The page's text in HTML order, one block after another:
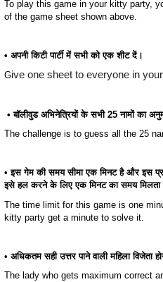
To play this game in your kitty party,
of the game sheet shown above.
• अपनी किटी पार्टी में सभी को एक शीट दें।
Give one sheet to everyone in
• बॉलीवुड अभिनेत्रियों के सभी 25 नामों का
The challenge is to guess all the 25
• इस गेम की समय सीमा एक मिनट है और इस
इसे हल करने के लिए एक मिनट का समय मिलता
The time limit for this game is one
kitty party get a minute to solve it.
• अधिकतम सही उत्तर पाने वाली महिला विजेता
The lady who gets maximum correct